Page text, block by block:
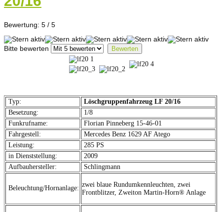
Bewertung: 5 / 5
Bitte bewerten
Typ:
Löschgruppenfahrzeug LF 20/16
Besetzung:
1/8
Funkrufname:
Florian Pinneberg 15-46-01
Fahrgestell:
Mercedes Benz 1629 AF Atego
Leistung:
285 PS
in Dienststellung:
2009
Aufbauhersteller:
Schlingmann
Beleuchtung/Hornanlage: zwei blaue Rundumkennleuchten, zwei
Frontblitzer, Zweiton Martin-Horn® Anlage